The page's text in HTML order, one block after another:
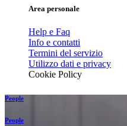
Area personale
Help e Faq
Info e contatti
Termini del servizio
Utilizzo dati e privacy
Cookie Policy
People
People